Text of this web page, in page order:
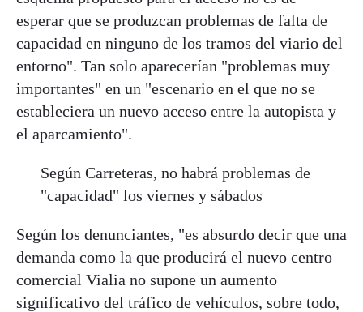
esperar que se produzcan problemas de falta de
capacidad en ninguno de los tramos del viario del
entorno". Tan solo aparecerían "problemas muy
importantes" en un "escenario en el que no se
estableciera un nuevo acceso entre la autopista y
el aparcamiento".
Según Carreteras, no habrá problemas de
"capacidad" los viernes y sábados
Según los denunciantes, "es absurdo decir que una
demanda como la que producirá el nuevo centro
comercial Vialia no supone un aumento
significativo del tráfico de vehículos, sobre todo,